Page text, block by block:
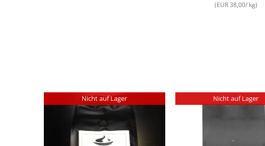
(EUR 38,00/ kg)
Nicht auf Lager Nicht auf Lager